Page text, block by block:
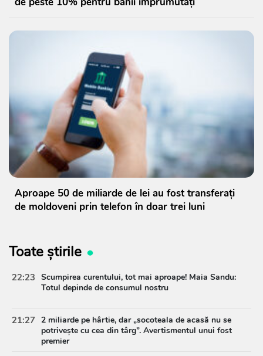
Aproape 50 de miliarde de lei au fost transferați
de moldoveni prin telefon în doar trei luni
Toate știrile
22:23 Scumpirea curentului, tot mai aproape! Maia Sandu:
Totul depinde de consumul nostru
21:27 2 miliarde pe hârtie, dar „socoteala de acasă nu se
potrivește cu cea din târg”. Avertismentul unui fost
premier